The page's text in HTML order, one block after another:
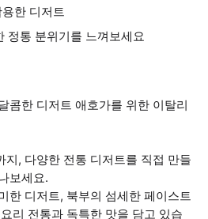
한 디저트
정통 분위기를 느껴보세요
콤한 디저트 애호가를 위한 이탈리
지, 다양한 전통 디저트를 직접 만들
보세요.
한 디저트, 북부의 섬세한 페이스트
리 전통과 독특한 맛을 담고 있습